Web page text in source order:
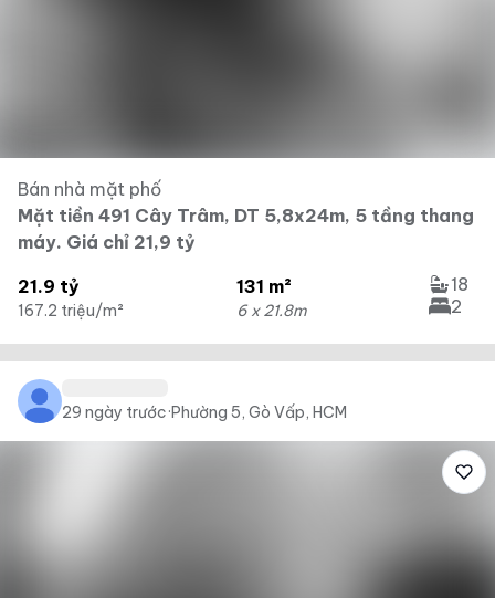
Bán nhà mặt phố
Mặt tiền 491 Cây Trâm, DT 5,8x24m, 5 tầng thang
máy. Giá chỉ 21,9 tỷ
21.9 tỷ
167.2 triệu/m²
131 m²
6 x 21.8m
18
2
29 ngày trước·Phường 5, Gò Vấp, HCM